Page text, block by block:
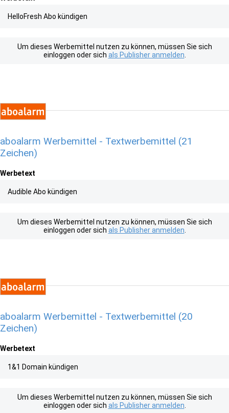
HelloFresh Abo kündigen
Um dieses Werbemittel nutzen zu können, müssen Sie sich
einloggen oder sich als Publisher anmelden
aboalarm Werbemittel - Textwerbemittel (21
Zeichen)
Werbetext
Audible Abo kündigen
Um dieses Werbemittel nutzen zu können, müssen Sie sich
einloggen oder sich als Publisher anmelden
aboalarm Werbemittel - Textwerbemittel (20
Zeichen)
Werbetext
1&1 Domain kündigen
Um dieses Werbemittel nutzen zu können, müssen Sie sich
einloggen oder sich als Publisher anmelden